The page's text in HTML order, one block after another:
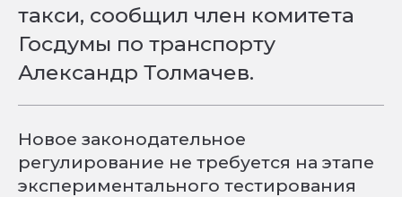
такси, сообщил член комитета
Госдумы по транспорту
Александр Толмачев.
Новое законодательное
регулирование не требуется на этапе
экспериментального тестирования